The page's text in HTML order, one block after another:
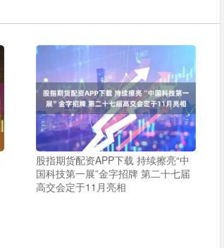
股指期货配资APP下载 持续擦亮“中
国科技第一展”金字招牌 第二十七届
高交会定于11月亮相